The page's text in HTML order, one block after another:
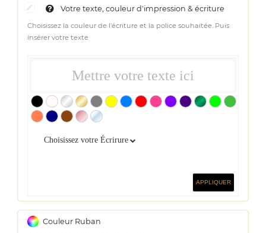
Votre texte, couleur d'impression & écriture
Choisissez la couleur de l'écriture et la police souhaitée. Puis
insérer votre texte
Choisissez votre Écrirure
APPLIQUER
Couleur Ruban